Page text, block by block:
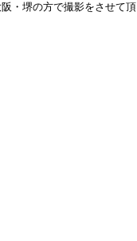
・堺の方で撮影をさせて頂